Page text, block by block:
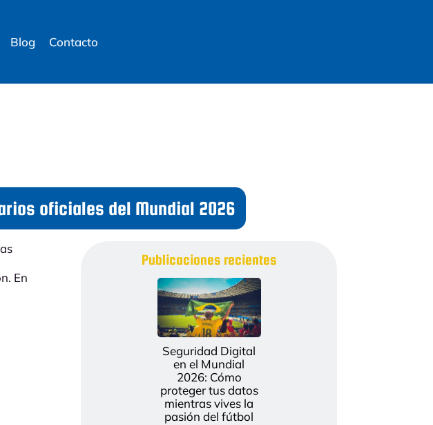
Blog Contacto
oficiales del Mundial 2026
En
Publicaciones recientes
Seguridad Digital
en el Mundial
2026: Cómo
proteger tus datos
mientras vives la
pasión del fútbol